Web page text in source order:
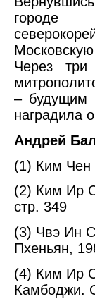
городе
Через
– будущим
наградила
Андрей
(1) Ким Чен
(2) Ким Ир
стр. 349
(3) Чвэ Ин
Пхеньян,
(4) Ким Ир
Камбоджи.